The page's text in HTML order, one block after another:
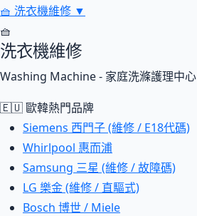
🧺 洗衣機維修 ▼
🧺
洗衣機維修
Washing Machine - 家庭洗滌護理中心
🇪🇺 歐韓熱門品牌
Siemens 西門子 (維修 / E18代碼)
Whirlpool 惠而浦
Samsung 三星 (維修 / 故障碼)
LG 樂金 (維修 / 直驅式)
Bosch 博世 / Miele